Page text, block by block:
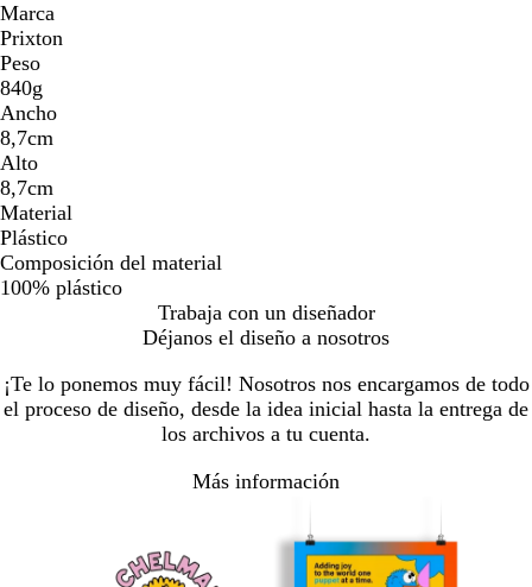
Marca
Prixton
Peso
840g
Ancho
8,7cm
Alto
8,7cm
Material
Plástico
Composición del material
100% plástico
Trabaja con un diseñador
Déjanos el diseño a nosotros
¡Te lo ponemos muy fácil! Nosotros nos encargamos de todo
el proceso de diseño, desde la idea inicial hasta la entrega de
los archivos a tu cuenta.
Más información